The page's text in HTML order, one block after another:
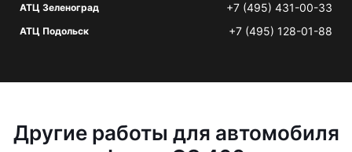
АТЦ Зеленоград +7 (495) 431-00-33
АТЦ Подольск +7 (495) 128-01-88
Другие работы для автомобиля